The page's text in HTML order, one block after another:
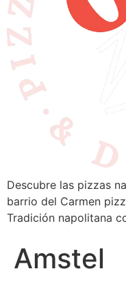
Descubre las pizzas
barrio del Carmen
Tradición napolitana
Amstel